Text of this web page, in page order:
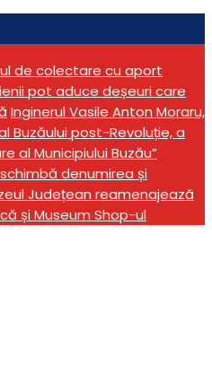
de colectare cu aport
pot aduce deșeuri care
Inginerul Vasile Anton Moraru,
Buzăului post-Revoluție, a
al Municipiului Buzău”
denumirea și
Județean reamenajează
și Museum Shop-ul